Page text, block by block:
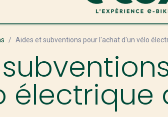
Aides et subventions pour l'achat d'un vélo
électrique